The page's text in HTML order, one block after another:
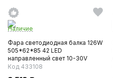
Наличие
Фара светодиодная балка 126W
505*62*85 42 LED
направленный свет 10-30V
(АвтоЭ...
Код 433108